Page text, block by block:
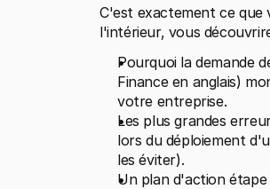
C'est exactement ce
l'intérieur, vous
Pourquoi la demande
Finance en anglais)
votre entreprise.
Les plus grandes
lors du déploiement
les éviter).
Un plan d'action